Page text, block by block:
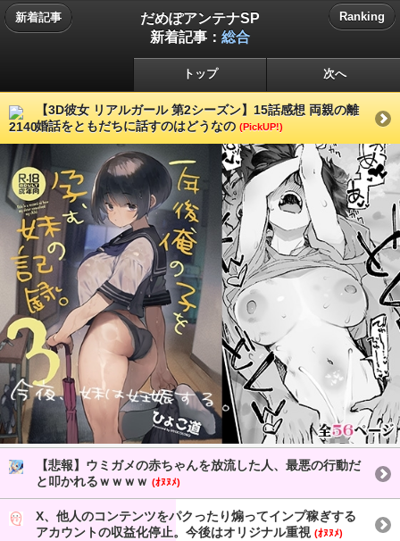
新着記事
だめぽアンテナSP
新着記事： 総合
Ranking
トップ 次へ
【3D彼女 リアルガール 第2シーズン】15話感想 両親の離
婚話をともだちに話すのはどうなの (PickUP!)
【悲報】ウミガメの赤ちゃんを放流した人、最悪の行動だ
と叩かれるｗｗｗｗ (ｵﾇﾇﾒ)
X、他人のコンテンツをパクったり煽ってインプ稼ぎする
アカウントの収益化停止。今後はオリジナル重視 (ｵﾇﾇﾒ)